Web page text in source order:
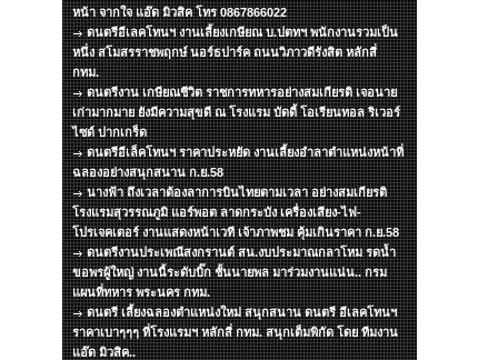
หน้า จากใจ แอ๊ด มิวสิค โทร 0867866022
ดนตรีอีเลคโทนฯ งานเลี้ยงเกษียณ บ.ปตทฯ พนักงานรวมเป็น
หนึ่ง สโมสรราชพฤกษ์ นอร์ธปาร์ค ถนนวิภาวดีรังสิต หลักสี่
กทม.
ดนตรีงาน เกษียณชีวิต ราชการทหารอย่างสมเกียรติ เจอนาย
เก่ามากมาย ยังมีความสุขดี ณ โรงแรม บัดดี้ โอเรียนทอล ริเวอร์
ไซด์ ปากเกร็ด
ดนตรีอีเล็คโทนฯ ราคาประหยัด งานเลี้ยงอำลาตำแหน่งหน้าที่
ฉลองอย่างสนุกสนาน ก.ย.58
นางฟ้า ถึงเวลาต้องลาการบินไทยตามเวลา อย่างสมเกียรติ
โรงแรมสุวรรณภูมิ แอร์พอต ลาดกระบัง เครื่องเสียง-ไฟ-
โปรเจคเตอร์ งานแสดงหน้าเวที เจ้าภาพชม คุ้มเกินราคา ก.ย.58
ดนตรีงานประเพณีสงกรานต์ สน.งบประมาณกลาโหม รดน้ำ
ขอพรผู้ใหญ่ งานนี้ระดับบิ๊ก ชั้นนายพล มาร่วมงานแน่น.. กรม
แผนที่ทหาร พระนคร กทม.
ดนตรี เลี้ยงฉลองตำแหน่งใหม่ สนุกสนาน ดนตรี อีเลคโทนฯ
ราคาเบาๆๆๆ ที่โรงแรมฯ หลักสี่ กทม. สนุกเต็มพิกัด โดย ทีมงาน
แอ๊ด มิวสิค..